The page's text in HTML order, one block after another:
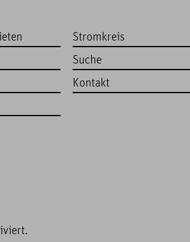
Stromkreis
Kontakt